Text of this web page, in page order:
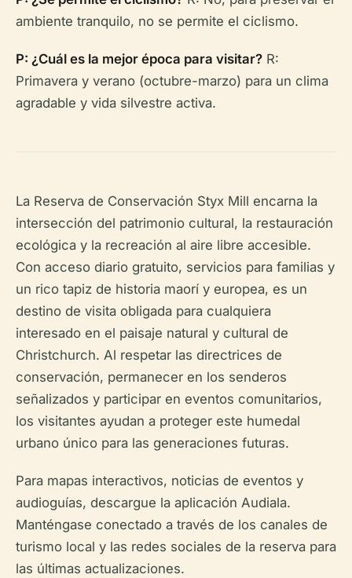
ambiente tranquilo, no se permite el ciclismo.
P: ¿Cuál es la mejor época para visitar? R:
Primavera y verano (octubre-marzo) para un clima
agradable y vida silvestre activa.
La Reserva de Conservación Styx Mill encarna la
intersección del patrimonio cultural, la restauración
ecológica y la recreación al aire libre accesible.
Con acceso diario gratuito, servicios para familias y
un rico tapiz de historia maorí y europea, es un
destino de visita obligada para cualquiera
interesado en el paisaje natural y cultural de
Christchurch. Al respetar las directrices de
conservación, permanecer en los senderos
señalizados y participar en eventos comunitarios,
los visitantes ayudan a proteger este humedal
urbano único para las generaciones futuras.
Para mapas interactivos, noticias de eventos y
audioguías, descargue la aplicación Audiala.
Manténgase conectado a través de los canales de
turismo local y las redes sociales de la reserva para
las últimas actualizaciones.